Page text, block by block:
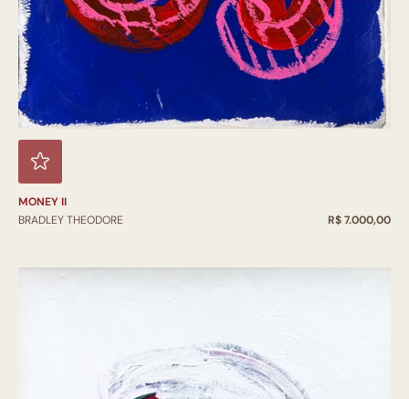
MONEY II
BRADLEY THEODORE
R$ 7.000,00